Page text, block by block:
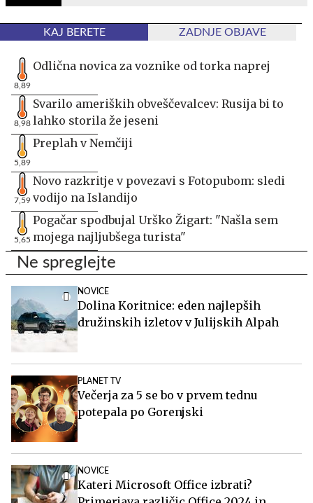
KAJ BERETE ZADNJE OBJAVE
8,89
Odlična novica za voznike od torka naprej
8,98
Svarilo ameriških obveščevalcev: Rusija bi to
lahko storila že jeseni
5,89
Preplah v Nemčiji
7,59
Novo razkritje v povezavi s Fotopubom: sledi
vodijo na Islandijo
5,65
Pogačar spodbujal Urško Žigart: "Našla sem
mojega najljubšega turista"
Ne spreglejte
NOVICE
Dolina Koritnice: eden najlepših
družinskih izletov v Julijskih Alpah
PLANET TV
Večerja za 5 se bo v prvem tednu
potepala po Gorenjski
NOVICE
Kateri Microsoft Office izbrati?